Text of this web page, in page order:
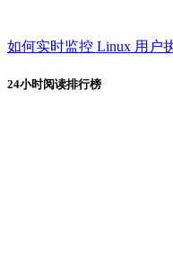
如何实时监控 Linux 用户
24小时阅读排行榜